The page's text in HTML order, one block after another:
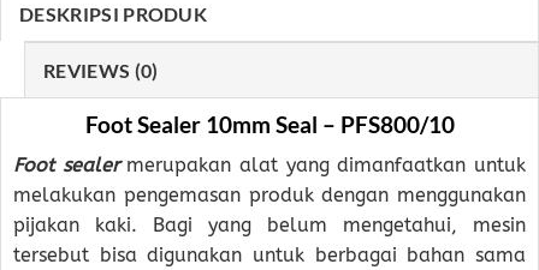
DESKRIPSI PRODUK
REVIEWS (0)
Foot Sealer 10mm Seal – PFS800/10
Foot sealermerupakan alat yang dimanfaatkan untuk
melakukan pengemasan produk dengan menggunakan
pijakan kaki. Bagi yang belum mengetahui, mesin
tersebut bisa digunakan untuk berbagai bahan sama